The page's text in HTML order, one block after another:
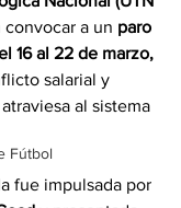
Fútbol
a un paro
16 al 22 de marzo,
salarial y
al sistema
fue impulsada por